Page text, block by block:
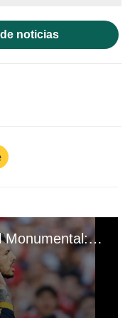
noticias
Paredes silenció a todo El Monumental: Boca Juniors derrota a River Plate en el clásico de Argentina